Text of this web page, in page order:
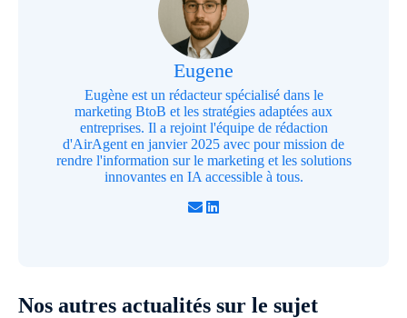
Eugene
Eugène est un rédacteur spécialisé dans le
marketing BtoB et les stratégies adaptées aux
entreprises. Il a rejoint l'équipe de rédaction
d'AirAgent en janvier 2025 avec pour mission de
rendre l'information sur le marketing et les solutions
innovantes en IA accessible à tous.
Nos autres actualités sur le sujet